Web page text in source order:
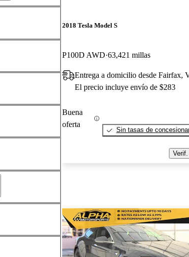
2018 Tesla Model S
P100D AWD 63,421 millas
Entrega a domicilio desde Fairfax,
El precio incluye envío de $283
Buena
oferta
Sin tasas de